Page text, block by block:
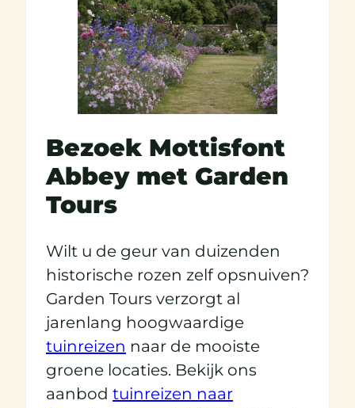
Bezoek Mottisfont
Abbey met Garden
Tours
Wilt u de geur van duizenden
historische rozen zelf opsnuiven?
Garden Tours verzorgt al
jarenlang hoogwaardige
tuinreizen naar de mooiste
groene locaties. Bekijk ons
aanbod tuinreizen naar